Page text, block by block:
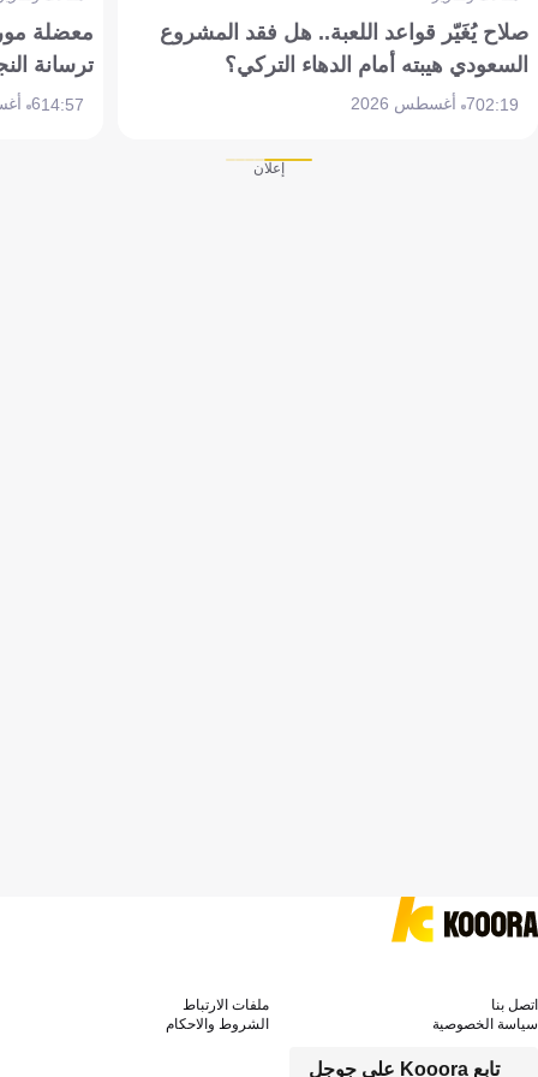
صلاح يُغَيّر قواعد اللعبة.. هل فقد المشروع
السعودي هيبته أمام الدهاء التركي؟
02:197 أغسطس 2026
معضلة
ترسانة
14:576 أغسطس 2026
إعلان
تابع Kooora على جوجل
اتصل بنا
ملفات الارتباط
سياسة الخصوصية
الشروط والاحكام